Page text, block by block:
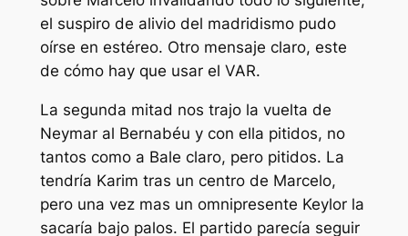
el suspiro de alivio del madridismo pudo
oírse en estéreo. Otro mensaje claro, este
de cómo hay que usar el VAR.
La segunda mitad nos trajo la vuelta de
Neymar al Bernabéu y con ella pitidos, no
tantos como a Bale claro, pero pitidos. La
tendría Karim tras un centro de Marcelo,
pero una vez mas un omnipresente Keylor la
sacaría bajo palos. El partido parecía seguir